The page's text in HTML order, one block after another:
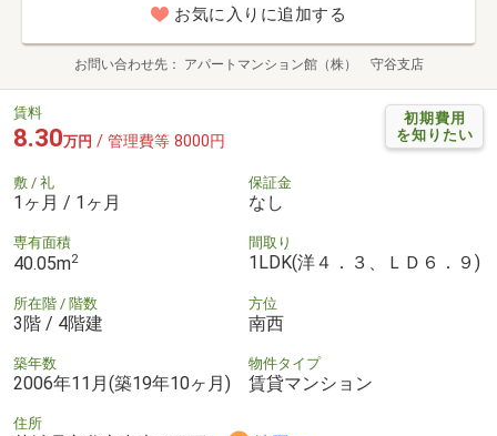
お気に入りに追加する
お問い合わせ先 アパートマンション館（株） 守谷支店
初期費用
を知りたい
賃料
8.30万円 / 管理費等 8000円
敷 / 礼
1ヶ月 / 1ヶ月
保証金
なし
専有面積
40.05m2
間取り
1LDK(洋４．３、ＬＤ６．９)
所在階 / 階数
3階 / 4階建
方位
南西
築年数
2006年11月(築19年10ヶ月)
物件タイプ
賃貸マンション
住所